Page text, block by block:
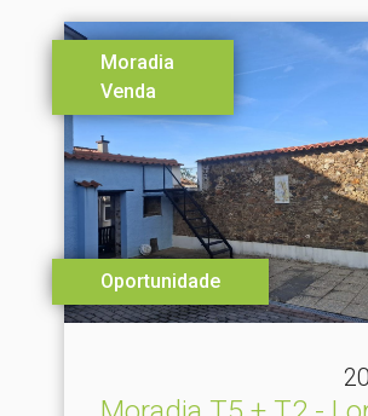
Moradia
Venda
Oportunidade